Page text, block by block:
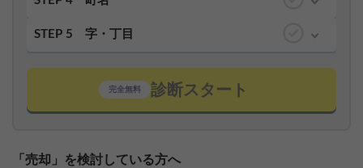
STEP 5 字・丁目
完全無料 診断スタート
「売却」を検討している方へ